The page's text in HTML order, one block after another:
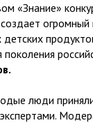
«Знание»
детских
поколения
люди